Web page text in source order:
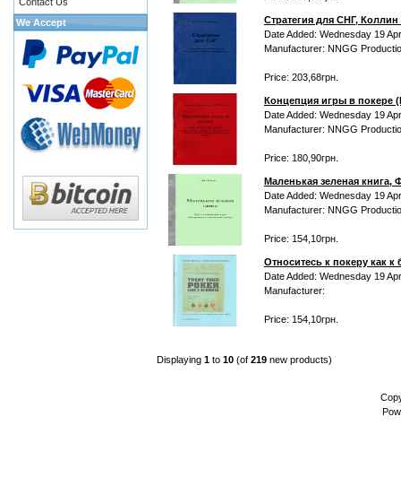
Стратегия для СНГ,
Date Added: Wednesday 19
Manufacturer: NNGG
Price: 203,68грн.
Концепция игры в покере
Date Added: Wednesday 19
Manufacturer: NNGG
Price: 180,90грн.
Маленькая зеленая книга,
Date Added: Wednesday 19
Manufacturer: NNGG
Price: 154,10грн.
Относитесь к покеру как к
Date Added: Wednesday 19
Manufacturer:
Price: 154,10грн.
Displaying 1 to 10 (of 219 new products)
We Accept